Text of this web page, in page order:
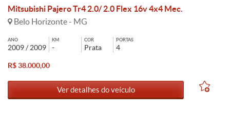
Mitsubishi Pajero Tr4 2.0/ 2.0 Flex 16v 4x4 Mec.
Belo Horizonte - MG
ANO
2009 / 2009
KM
-
COR
Prata
PORTAS
4
R$ 38.000,00
Ver detalhes do veículo